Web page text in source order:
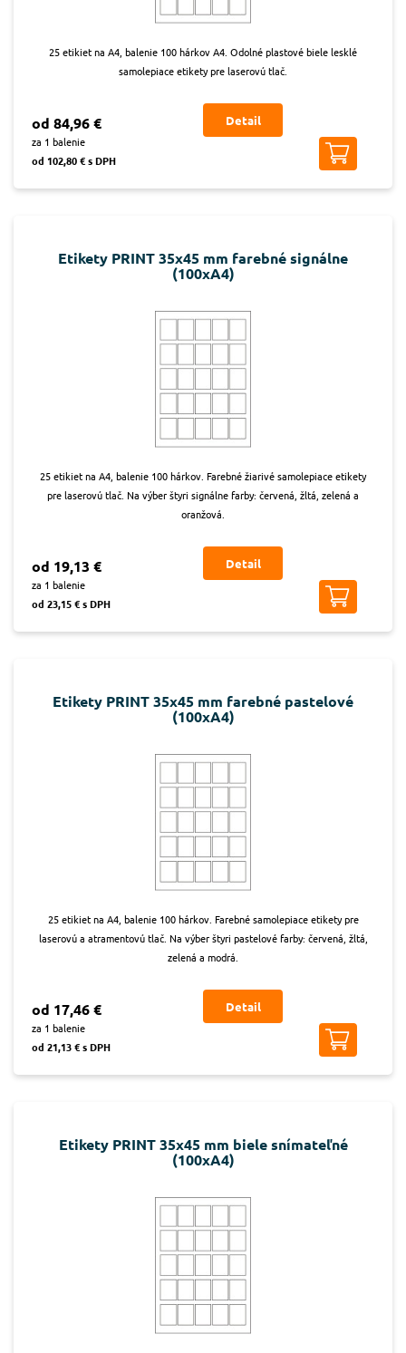
25 etikiet na A4, balenie 100 hárkov A4. Odolné plastové biele lesklé
samolepiace etikety pre laserovú tlač.
od 84,96 €
za 1 balenie
od 102,80 € s DPH
Detail
Etikety PRINT 35x45 mm farebné signálne
(100xA4)
25 etikiet na A4, balenie 100 hárkov. Farebné žiarivé samolepiace etikety
pre laserovú tlač. Na výber štyri signálne farby: červená, žltá, zelená a
oranžová.
od 19,13 €
za 1 balenie
od 23,15 € s DPH
Detail
Etikety PRINT 35x45 mm farebné pastelové
(100xA4)
25 etikiet na A4, balenie 100 hárkov. Farebné samolepiace etikety pre
laserovú a atramentovú tlač. Na výber štyri pastelové farby: červená, žltá,
zelená a modrá.
od 17,46 €
za 1 balenie
od 21,13 € s DPH
Detail
Etikety PRINT 35x45 mm biele snímateľné
(100xA4)